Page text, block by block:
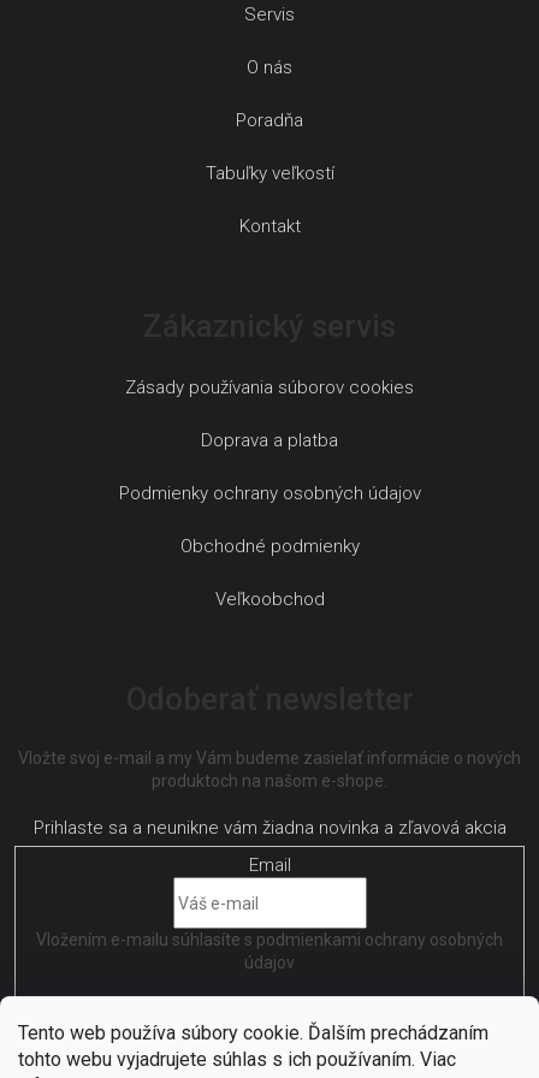
Tento web používa súbory cookie. Ďalším prechádzaním
tohto webu vyjadrujete súhlas s ich používaním. Viac
Servis
O nás
Poradňa
Tabuľky veľkostí
Kontakt
Zásady používania súborov cookies
Doprava a platba
Podmienky ochrany osobných údajov
Obchodné podmienky
Veľkoobchod
Vložte svoj e-mail a my Vám budeme zasielať informácie o nových
produktoch na našom e-shope.
Email
Vložením e-mailu súhlasíte s podmienkami ochrany osobných
údajov
PRIHLÁSIŤ SA